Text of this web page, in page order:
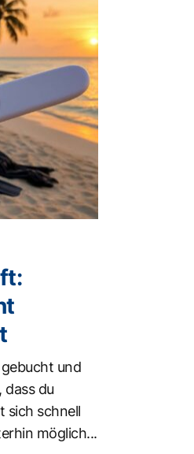
und
dass du
sich schnell
möglich...